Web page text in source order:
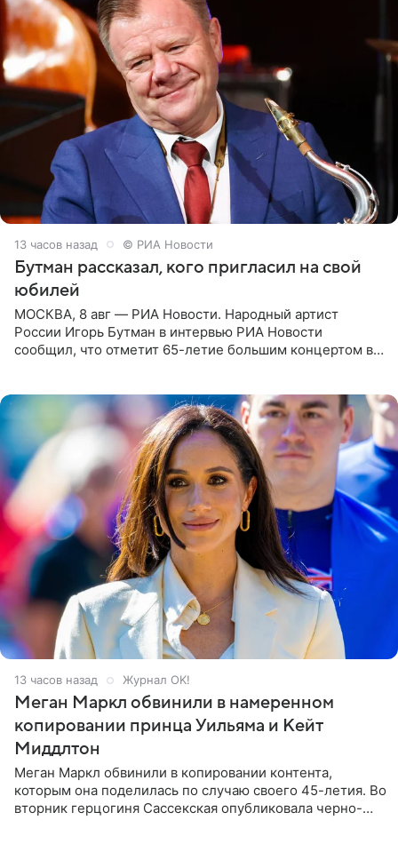
13 часов назад © РИА Новости
Бутман рассказал, кого пригласил на свой
юбилей
МОСКВА, 8 авг — РИА Новости. Народный артист
России Игорь Бутман в интервью РИА Новости
сообщил, что отметит 65-летие большим концертом в
13 часов назад Журнал OK!
Меган Маркл обвинили в намеренном
копировании принца Уильяма и Кейт
Миддлтон
Меган Маркл обвинили в копировании контента,
которым она поделилась по случаю своего 45-летия. Во
вторник герцогиня Сассекская опубликовала черно-